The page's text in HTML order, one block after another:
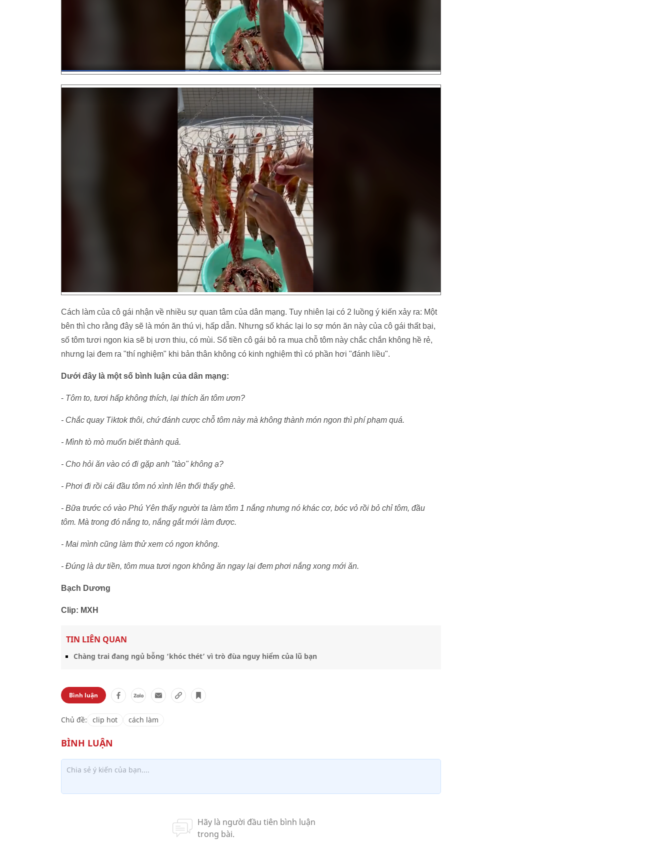
Cách làm của cô gái nhận về nhiều sự quan tâm của dân mạng. Tuy nhiên lại có 2 luồng ý kiến xảy ra: Một
bên thì cho rằng đây sẽ là món ăn thú vị, hấp dẫn. Nhưng số khác lại lo sợ món ăn này của cô gái thất bại,
số tôm tươi ngon kia sẽ bị ươn thiu, có mùi. Số tiền cô gái bỏ ra mua chỗ tôm này chắc chắn không hề rẻ,
nhưng lại đem ra "thí nghiệm" khi bản thân không có kinh nghiệm thì có phần hơi "đánh liều".
Dưới đây là một số bình luận của dân mạng:
- Tôm to, tươi hấp không thích, lại thích ăn tôm ươn?
- Chắc quay Tiktok thôi, chứ đánh cược chỗ tôm này mà không thành món ngon thì phí phạm quá.
- Mình tò mò muốn biết thành quả.
- Cho hỏi ăn vào có đi gặp anh "tào" không ạ?
- Phơi đi rồi cái đầu tôm nó xình lên thối thấy ghê.
- Bữa trước có vào Phú Yên thấy người ta làm tôm 1 nắng nhưng nó khác cơ, bóc vỏ rồi bỏ chỉ tôm, đầu
tôm. Mà trong đó nắng to, nắng gắt mới làm được.
- Mai mình cũng làm thử xem có ngon không.
- Đúng là dư tiền, tôm mua tươi ngon không ăn ngay lại đem phơi nắng xong mới ăn.
Bạch Dương
Clip: MXH
TIN LIÊN QUAN
Chàng trai đang ngủ bỗng ‘khóc thét’ vì trò đùa nguy hiểm của lũ bạn
Bình luận
Chủ đề: clip hot cách làm